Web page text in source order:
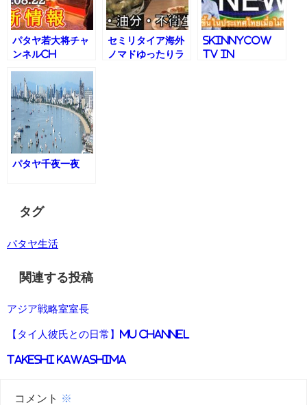
パタヤ若大将チャ
ンネルCH
セミリタイア海外
ノマドゆったりラ
skinnyCow
TV in
パタヤ千夜一夜
タグ
パタヤ生活
関連する投稿
アジア戦略室室長
【タイ人彼氏との日常】MU channel
Takeshi Kawashima
コメント ※